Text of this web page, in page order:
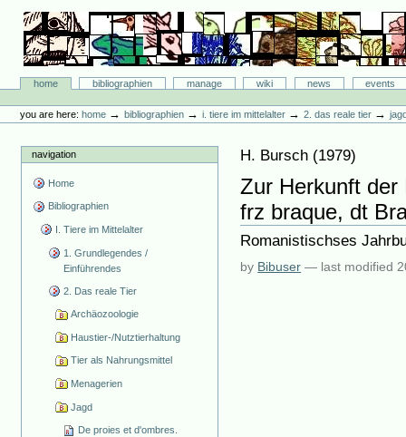
content.
navigation
Bibliographie-Portal
Sectionshome bibliographien manage wiki news
events
tools
you are here: home →bibliographien →i. tiere im mittelalter →2. das reale tier →
navigation
Home
Bibliographien
I. Tiere im Mittelalter
1. Grundlegendes /
Einführendes
2. Das reale Tier
Archäozoologie
Haustier-/Nutztierhaltung
Tier als Nahrungsmittel
Menagerien
Jagd
De proies et d'ombres.
H. Bursch (1979)
Zur Herkunft der
frz braque, dt
Romanistischses
by Bibuser — last modified